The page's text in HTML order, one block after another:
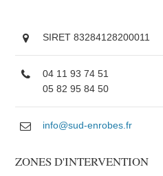
SIRET 83284128200011
04 11 93 74 51
05 82 95 84 50
info@sud-enrobes.fr
ZONES D'INTERVENTION